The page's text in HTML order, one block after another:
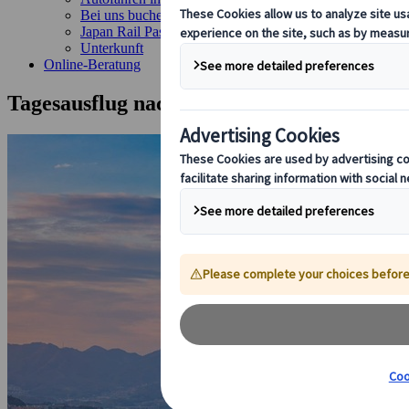
Bei uns buchen
Japan Rail Pass
Unterkunft
Online-Beratung
Tagesausflug nach Hiroshima und